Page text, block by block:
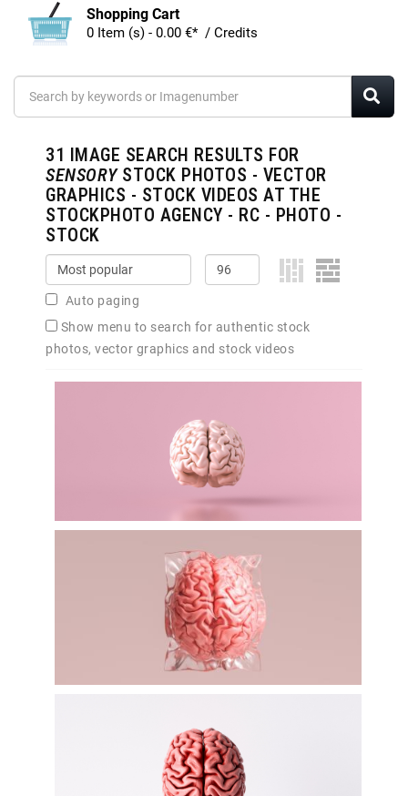
Shopping Cart
0 Item (s) - 0.00 €* / Credits
31 IMAGE SEARCH RESULTS FOR
SENSORYSTOCK PHOTOS - VECTOR
GRAPHICS - STOCK VIDEOS AT THE
STOCKPHOTO AGENCY - RC - PHOTO -
STOCK
Auto paging
Show menu to search for authentic stock
photos, vector graphics and stock videos